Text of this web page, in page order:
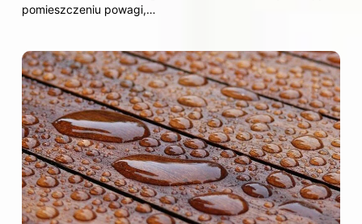
pomieszczeniu powagi,…